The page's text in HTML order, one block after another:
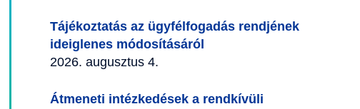
Tájékoztatás az ügyfélfogadás rendjének
ideiglenes módosításáról
2026. augusztus 4.
Átmeneti intézkedések a rendkívüli